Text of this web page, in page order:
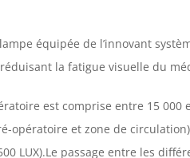
équipée de l’innovant
la fatigue visuelle du
est comprise entre 15 000
opératoire et zone de
LUX).Le passage entre les